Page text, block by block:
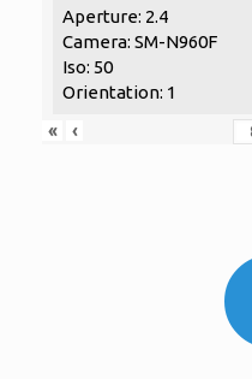
Aperture: 2.4
Camera: SM-N960F
Iso: 50
Orientation: 1
«
‹